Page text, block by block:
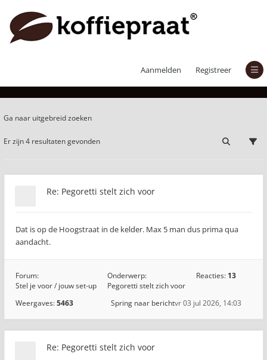
Aanmelden Registreer
Er zijn 4 resultaten gevonden
Ga naar uitgebreid zoeken
Er zijn 4 resultaten gevonden
Re: Pegoretti stelt zich voor
Dat is op de Hoogstraat in de kelder. Max 5 man dus prima qua
aandacht.
Forum:
Stel je voor / jouw set-up
Onderwerp:
Pegoretti stelt zich voor
Reacties: 13
Weergaves:5463 vr 03 jul 2026, 14:03
Spring naar bericht
Re: Pegoretti stelt zich voor